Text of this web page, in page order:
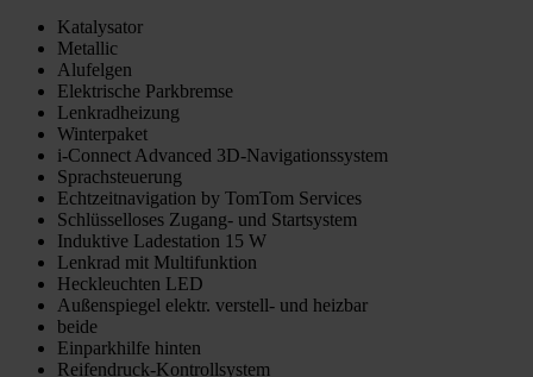
Katalysator
Metallic
Alufelgen
Elektrische Parkbremse
Lenkradheizung
Winterpaket
i-Connect Advanced 3D-Navigationssystem
Sprachsteuerung
Echtzeitnavigation by TomTom Services
Schlüsselloses Zugang- und Startsystem
Induktive Ladestation 15 W
Lenkrad mit Multifunktion
Heckleuchten LED
Außenspiegel elektr. verstell- und heizbar
beide
Einparkhilfe hinten
Reifendruck-Kontrollsystem